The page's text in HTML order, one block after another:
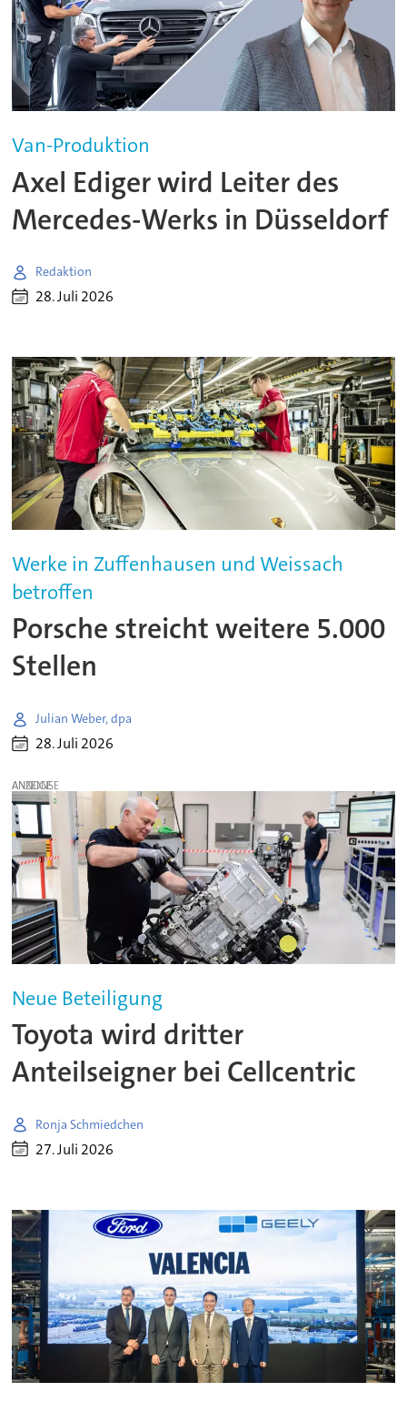
Van-Produktion
Axel Ediger wird Leiter des
Mercedes-Werks in Düsseldorf
Redaktion
28. Juli 2026
Werke in Zuffenhausen und Weissach
betroffen
Porsche streicht weitere 5.000
Stellen
Julian Weber, dpa
28. Juli 2026
ANZEIGE
Neue Beteiligung
Toyota wird dritter
Anteilseigner bei Cellcentric
Ronja Schmiedchen
27. Juli 2026